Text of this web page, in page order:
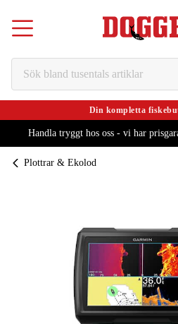
Din kompletta
Handla tryggt hos oss - vi har
Plottrar & Ekolod